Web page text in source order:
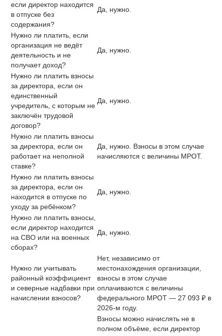
если директор находится
в отпуске без
содержания?
Да, нужно.
Нужно ли платить, если
организация не ведёт
деятельность и не
получает доход?
Да, нужно.
Нужно ли платить взносы
за директора, если он
единственный
учредитель, с которым не
заключён трудовой
договор?
Да, нужно.
Нужно ли платить взносы
за директора, если он
работает на неполной
ставке?
Да, нужно. Взносы в этом случае
начисляются с величины МРОТ.
Нужно ли платить взносы
за директора, если он
находится в отпуске по
уходу за ребёнком?
Да, нужно.
Нужно ли платить взносы,
если директор находится
на СВО или на военных
сборах?
Да, нужно.
Нужно ли учитывать
районный коэффициент
и северные надбавки при
начислении взносов?
Нет, независимо от
местонахождения организации,
взносы в этом случае
оплачиваются с величины
федерального МРОТ — 27 093 ₽ в
2026-м году.
Взносы можно начислять не в
полном объёме, если директор